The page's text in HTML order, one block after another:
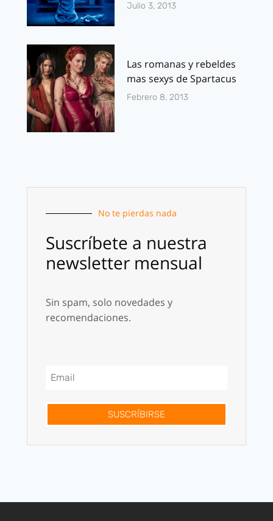
Julio 3, 2013
Las romanas y rebeldes
mas sexys de Spartacus
Febrero 8, 2013
No te pierdas nada
Suscríbete a nuestra
newsletter mensual
Sin spam, solo novedades y
recomendaciones.
SUSCRÍBIRSE